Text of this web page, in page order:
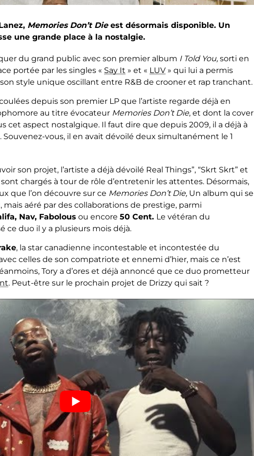
Memories Don’t Dieest désormais disponible. Un
une grande place à la nostalgie.
du grand public avec son premier album I Told You, sorti en
portée par les singles « Say It » et « LUV » qui lui a permis
style unique oscillant entre R&B de crooner et rap tranchant.
depuis son premier LP que l’artiste regarde déjà en
au titre évocateur Memories Don’t Die, et dont la cover
cet aspect nostalgique. Il faut dire que depuis 2009, il a déjà à
vous, il en avait dévoilé deux simultanément le 1
son projet, l’artiste a déjà dévoilé Real Things”, “Skrt Skrt” et
sont chargés à tour de rôle d’entretenir les attentes. Désormais,
que l’on découvre sur ce Memories Don’t Die, Un album qui se
aéré par des collaborations de prestige, parmi
Nav, Fabolous ou encore 50 Cent. Le vétéran du
ce duo il y a plusieurs mois déjà.
, la star canadienne incontestable et incontestée du
celles de son compatriote et ennemi d’hier, mais ce n’est
Tory a d’ores et déjà annoncé que ce duo prometteur
. Peut-être sur le prochain projet de Drizzy qui sait ?